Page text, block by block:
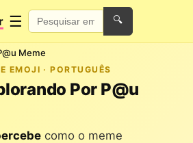
☰ 🔍
Meme
EMOJI · PORTUGUÊS
Por P@u
como o meme